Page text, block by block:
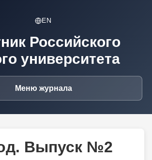
EN
Российского
университета
Меню журнала
Выпуск №2